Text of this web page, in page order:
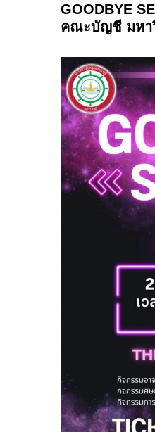
GOODBYE
คณะบัญชี มหา